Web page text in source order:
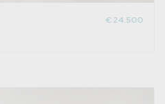
€ 24.500